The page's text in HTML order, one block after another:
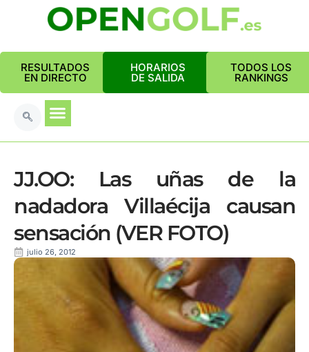
RESULTADOS
EN DIRECTO
HORARIOS
DE SALIDA
TODOS LOS
RANKINGS
JJ.OO: Las uñas de la
nadadora Villaécija causan
sensación (VER FOTO)
julio 26, 2012